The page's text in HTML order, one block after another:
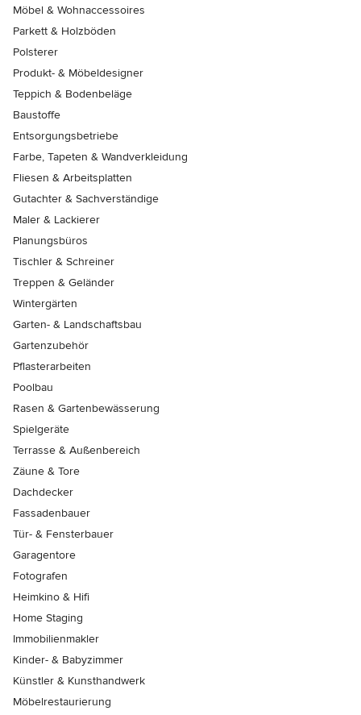
Möbel & Wohnaccessoires
Parkett & Holzböden
Polsterer
Produkt- & Möbeldesigner
Teppich & Bodenbeläge
Baustoffe
Entsorgungsbetriebe
Farbe, Tapeten & Wandverkleidung
Fliesen & Arbeitsplatten
Gutachter & Sachverständige
Maler & Lackierer
Planungsbüros
Tischler & Schreiner
Treppen & Geländer
Wintergärten
Garten- & Landschaftsbau
Gartenzubehör
Pflasterarbeiten
Poolbau
Rasen & Gartenbewässerung
Spielgeräte
Terrasse & Außenbereich
Zäune & Tore
Dachdecker
Fassadenbauer
Tür- & Fensterbauer
Garagentore
Fotografen
Heimkino & Hifi
Home Staging
Immobilienmakler
Kinder- & Babyzimmer
Künstler & Kunsthandwerk
Möbelrestaurierung